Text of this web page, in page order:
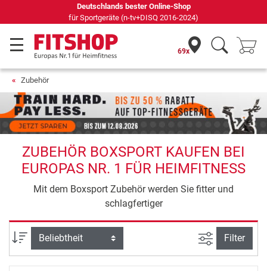
Deutschlands bester Online-Shop
für Sportgeräte (n-tv+DISQ 2016-2024)
69x
Zubehör
ZUBEHÖR BOXSPORT KAUFEN BEI
EUROPAS NR. 1 FÜR HEIMFITNESS
Mit dem Boxsport Zubehör werden Sie fitter und
schlagfertiger
Sortierung Ansicht
Filter